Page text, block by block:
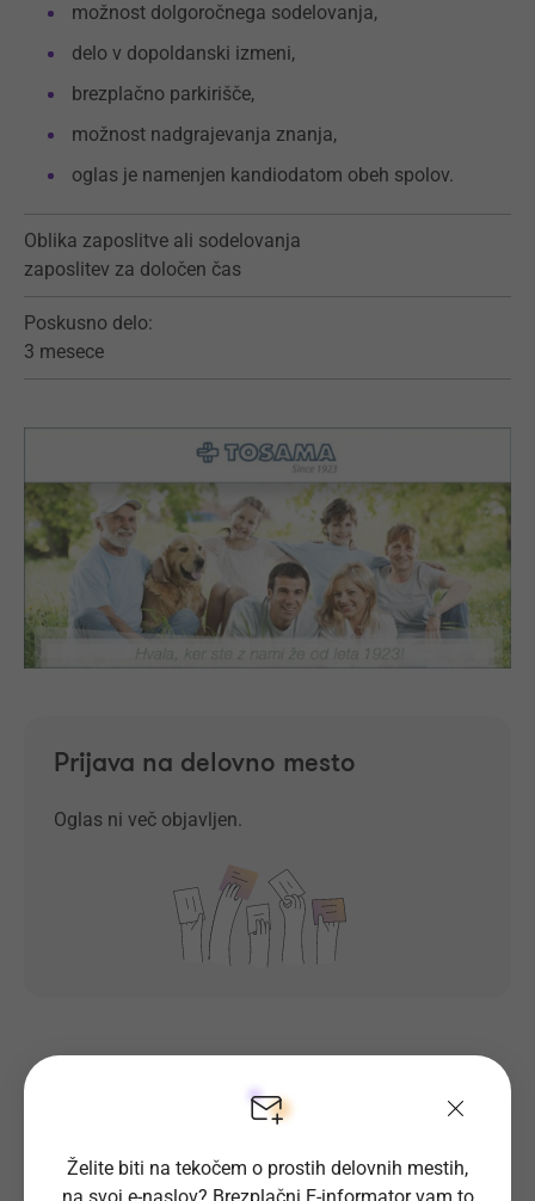
možnost dolgoročnega sodelovanja,
delo v dopoldanski izmeni,
brezplačno parkirišče,
možnost nadgrajevanja znanja,
oglas je namenjen kandiodatom obeh spolov.
Oblika zaposlitve ali sodelovanja
zaposlitev za določen čas
Poskusno delo:
3 mesece
Prijava na delovno mesto
Oglas ni več objavljen.
Prosta delovna mesta direktno na
tvoj e-naslov
Želite biti na tekočem o prostih delovnih mestih,
na svoj e-naslov? Brezplačni E-informator vam to